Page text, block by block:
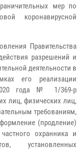
мер по
коронавирусной
Правительства
разрешений и
деятельности в
его реализации
года № 1/369-р
лиц, физических лиц,
требованиям,
(продление)
охранника и
установленных